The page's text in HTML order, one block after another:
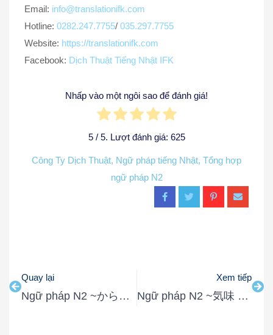
Email: info@translationifk.com
Hotline: 0282.247.7755/ 035.297.7755
Website: https://translationifk.com
Facebook: Dịch Thuật Tiếng Nhật IFK
Nhấp vào một ngôi sao để đánh giá!
5/ 5. Lượt đánh giá: 625
Công Ty Dịch Thuật, Ngữ pháp tiếng Nhật, Tổng hợp
ngữ pháp N2
Quay lại
Ngữ pháp N2 ~からすると / からすれば Đối với
Xem tiếp
Ngữ pháp N2 ~気味 Có vẻ hơi